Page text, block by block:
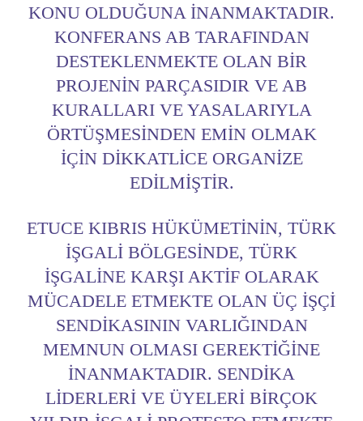
KONU OLDUĞUNA INANMAKTADIR.
KONFERANS AB TARAFINDAN
DESTEKLENMEKTE OLAN BIR
PROJENIN PARÇASIDIR VE AB
KURALLARI VE YASALARIYLA
ÖRTÜŞMESINDEN EMIN OLMAK
IÇIN DIKKATLICE ORGANIZE
EDILMIŞTIR.
ETUCE KIBRIS HÜKÜMETININ, TÜRK
IŞGALI BÖLGESINDE, TÜRK
IŞGALINE KARŞI AKTIF OLARAK
MÜCADELE ETMEKTE OLAN ÜÇ IŞÇI
SENDIKASININ VARLIĞINDAN
MEMNUN OLMASI GEREKTIĞINE
INANMAKTADIR. SENDIKA
LIDERLERI VE ÜYELERI BIRÇOK